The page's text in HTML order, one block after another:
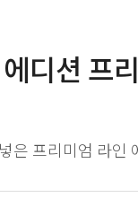
디션 프
은 프리미엄 라인